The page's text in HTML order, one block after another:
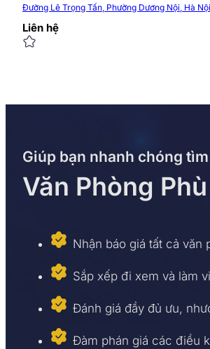
Đường Lê Trọng Tấn, Phường Dương Nội, Hà Nội
Liên hệ
Giúp bạn nhanh chóng
Văn Phòng
Nhận báo giá tất cả văn
Sắp xếp đi xem và làm
Đánh giá đầy đủ ưu,
Đàm phán giá các điều